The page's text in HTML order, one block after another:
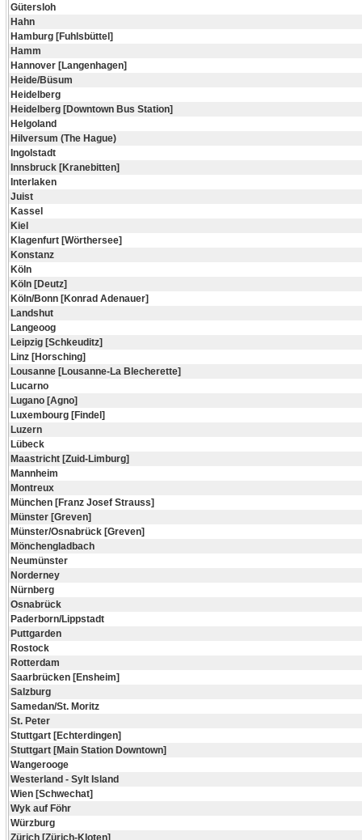
Gütersloh
Hahn
Hamburg [Fuhlsbüttel]
Hamm
Hannover [Langenhagen]
Heide/Büsum
Heidelberg
Heidelberg [Downtown Bus Station]
Helgoland
Hilversum (The Hague)
Ingolstadt
Innsbruck [Kranebitten]
Interlaken
Juist
Kassel
Kiel
Klagenfurt [Wörthersee]
Konstanz
Köln
Köln [Deutz]
Köln/Bonn [Konrad Adenauer]
Landshut
Langeoog
Leipzig [Schkeuditz]
Linz [Horsching]
Lousanne [Lousanne-La Blecherette]
Lucarno
Lugano [Agno]
Luxembourg [Findel]
Luzern
Lübeck
Maastricht [Zuid-Limburg]
Mannheim
Montreux
München [Franz Josef Strauss]
Münster [Greven]
Münster/Osnabrück [Greven]
Mönchengladbach
Neumünster
Norderney
Nürnberg
Osnabrück
Paderborn/Lippstadt
Puttgarden
Rostock
Rotterdam
Saarbrücken [Ensheim]
Salzburg
Samedan/St. Moritz
St. Peter
Stuttgart [Echterdingen]
Stuttgart [Main Station Downtown]
Wangerooge
Westerland - Sylt Island
Wien [Schwechat]
Wyk auf Föhr
Würzburg
Zürich [Zürich-Kloten]